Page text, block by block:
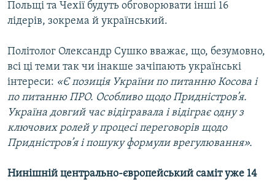
Польщі та Чехії будуть обговорювати інші 16
лідерів, зокрема й український.
Політолог Олександр Сушко вважає, що, безумовно,
всі ці теми так чи інакше зачіпають українські
інтереси: «Є позиція України по питанню Косова і
по питанню ПРО. Особливо щодо Придністров’я.
Україна довгий час відігравала і відіграє одну з
ключових ролей у процесі переговорів щодо
Придністров’я і пошуку формули врегулювання».
Нинішній центрально-європейський саміт уже 14